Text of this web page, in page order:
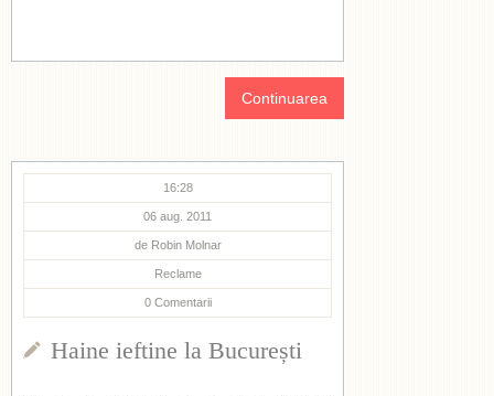
Continuarea
16:28
06 aug. 2011
de Robin Molnar
Reclame
0 Comentarii
Haine ieftine la București